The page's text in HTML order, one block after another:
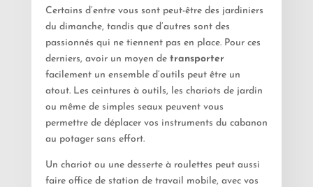
Certains d’entre vous sont peut-être des jardiniers
du dimanche, tandis que d’autres sont des
passionnés qui ne tiennent pas en place. Pour ces
derniers, avoir un moyen de transporter
facilement un ensemble d’outils peut être un
atout. Les ceintures à outils, les chariots de jardin
ou même de simples seaux peuvent vous
permettre de déplacer vos instruments du cabanon
au potager sans effort.
Un chariot ou une desserte à roulettes peut aussi
faire office de station de travail mobile, avec vos